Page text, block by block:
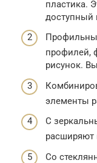
пластика.
доступный
профилей,
рисунок.
элементы
С
расширяют
Со